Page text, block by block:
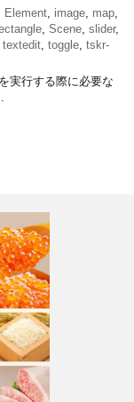
Element image map
Scene slider,
textedit toggle tskr-
実行する際に必要な